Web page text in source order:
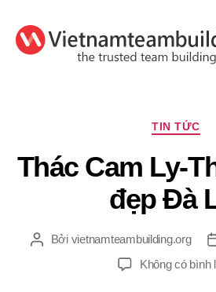
Chuyên
TIN TỨC
Thác Cam Ly-
đẹp Đà
TácBởi vietnamteambuilding.org
Không có bình